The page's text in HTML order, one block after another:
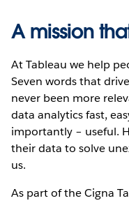
A mission
At Tableau we help
Seven words that
never been more
data analytics fast,
importantly – useful.
their data to solve
us.
As part of the Cigna